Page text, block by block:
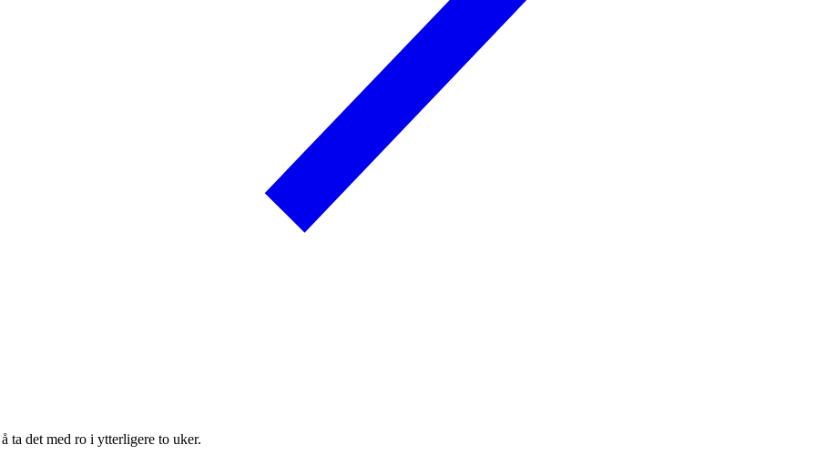
ta det med ro i ytterligere to uker.